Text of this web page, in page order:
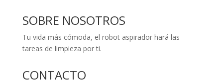
SOBRE NOSOTROS
Tu vida más cómoda, el robot aspirador hará las
tareas de limpieza por ti.
CONTACTO